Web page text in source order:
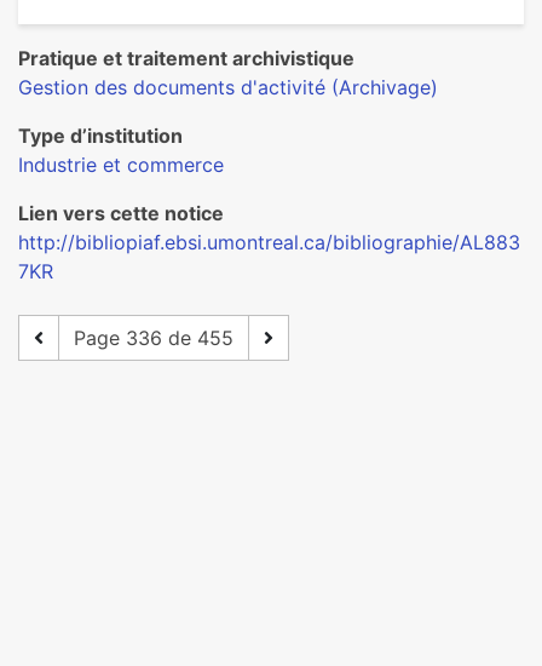
Pratique et traitement archivistique
Gestion des documents d'activité (Archivage)
Type d’institution
Industrie et commerce
Lien vers cette notice
http://bibliopiaf.ebsi.umontreal.ca/bibliographie/AL883
7KR
Page 336 de 455